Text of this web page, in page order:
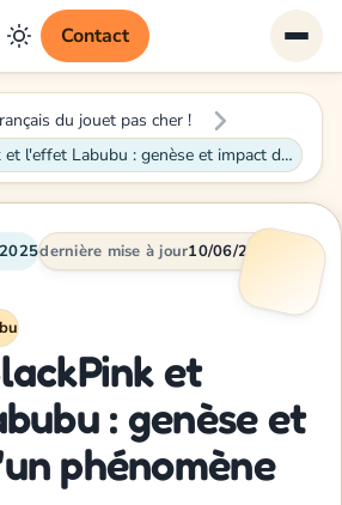
Contact
du jouet pas cher !
Lisa de BlackPink et l'effet Labubu : genèse et impact d'un phénomène mondial
dernière mise à jour10/06/2026
et
: genèse et
phénomène